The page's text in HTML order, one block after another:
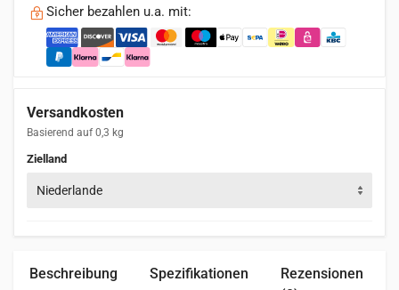
Sicher bezahlen u.a. mit:
Versandkosten
Basierend auf 0,3 kg
Zielland
Niederlande
Beschreibung Spezifikationen
Rezensionen